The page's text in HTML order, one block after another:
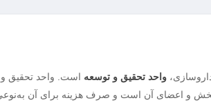
واحد تحقیق و توسعه است. واحد تحقیق
و اعضای آن است و صرف هزینه برای آن